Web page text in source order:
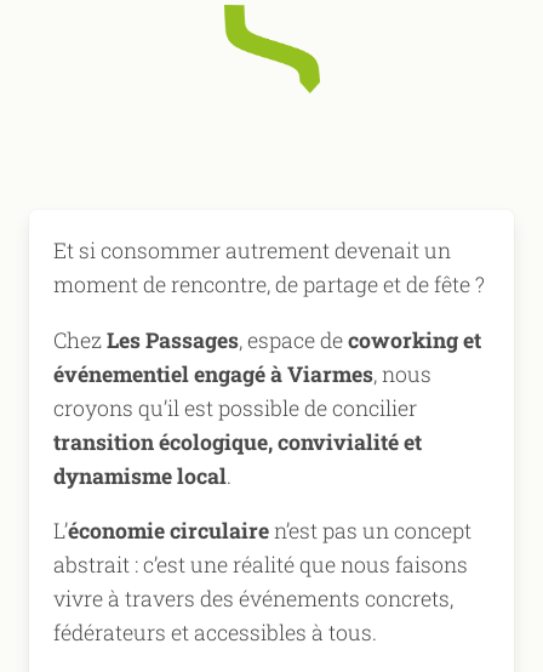
Et si consommer autrement devenait un
moment de rencontre, de partage et de fête ?
ChezLes Passages, espace decoworking et
événementiel engagé à Viarmes, nous
croyons qu’il est possible de concilier
transition écologique, convivialité et
dynamisme local.
L’économie circulairen’est pas un concept
abstrait : c’est une réalité que nous faisons
vivre à travers des événements concrets,
fédérateurs et accessibles à tous.